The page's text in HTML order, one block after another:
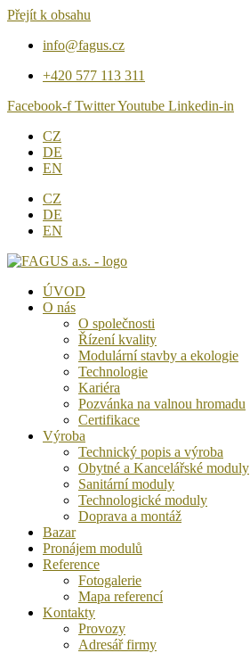
Přejít k obsahu
info@fagus.cz
+420 577 113 311
Facebook-f TwitterYoutube Linkedin-in
CZ
DE
EN
CZ
DE
EN
ÚVOD
O nás
O společnosti
Řízení kvality
Modulární stavby a ekologie
Technologie
Kariéra
Pozvánka na valnou hromadu
Certifikace
Výroba
Technický popis a výroba
Obytné a Kancelářské moduly
Sanitární moduly
Technologické moduly
Doprava a montáž
Bazar
Pronájem modulů
Reference
Fotogalerie
Mapa referencí
Kontakty
Provozy
Adresář firmy